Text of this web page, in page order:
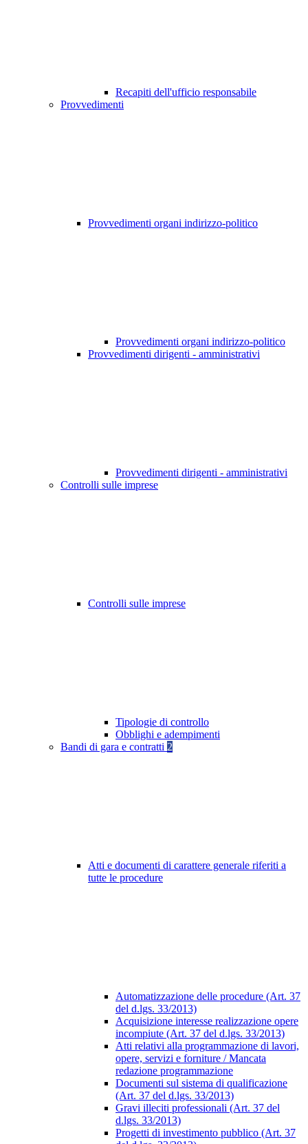
Recapiti dell'ufficio responsabile
Provvedimenti
Provvedimenti organi indirizzo-politico
Provvedimenti organi indirizzo-politico
Provvedimenti dirigenti - amministrativi
Provvedimenti dirigenti - amministrativi
Controlli sulle imprese
Controlli sulle imprese
Tipologie di controllo
Obblighi e adempimenti
Bandi di gara e contratti 2
Atti e documenti di carattere generale riferiti a
tutte le procedure
Automatizzazione delle procedure (Art. 37
del d.lgs. 33/2013)
Acquisizione interesse realizzazione opere
incompiute (Art. 37 del d.lgs. 33/2013)
Atti relativi alla programmazione di lavori,
opere, servizi e forniture / Mancata
redazione programmazione
Documenti sul sistema di qualificazione
(Art. 37 del d.lgs. 33/2013)
Gravi illeciti professionali (Art. 37 del
d.lgs. 33/2013)
Progetti di investimento pubblico (Art. 37